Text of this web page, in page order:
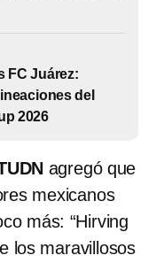
FC Juárez:
del
2026
agregó que
mexicanos
más: “Hirving
los maravillosos